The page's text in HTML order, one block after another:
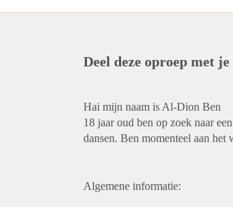
Deel deze oproep met
Hai mijn naam is Al-Dion Ben
18 jaar oud ben op zoek naar
dansen. Ben momenteel aan
Algemene informatie: